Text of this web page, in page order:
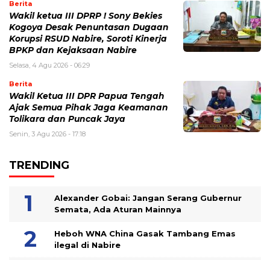
Berita
Wakil ketua III DPRP ! Sony Bekies
Kogoya Desak Penuntasan Dugaan
Korupsi RSUD Nabire, Soroti Kinerja
BPKP dan Kejaksaan Nabire
Selasa, 4 Agu 2026 - 06:29
Berita
Wakil Ketua III DPR Papua Tengah
Ajak Semua Pihak Jaga Keamanan
Tolikara dan Puncak Jaya
Senin, 3 Agu 2026 - 17:18
TRENDING
Alexander Gobai: Jangan Serang Gubernur
Semata, Ada Aturan Mainnya
Heboh WNA China Gasak Tambang Emas
ilegal di Nabire